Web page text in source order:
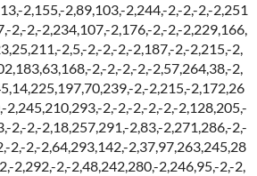
2,155,-2,89,103,-2,244,-2,-2,-2,-2,251
2,-2,-2,234,107,-2,176,-2,-2,-2,229,166,
2,5,-2,-2,-2,-2,187,-2,-2,215,-2,
2,-2,-2,-2,-2,57,264,38,-2,
2,-2,215,-2,172,26
2,245,210,293,-2,-2,-2,-2,-2,-2,128,205,-
2,-2,-2,18,257,291,-2,83,-2,271,286,-2,-
2,-2,-2,64,293,142,-2,37,97,263,245,28
2,292,-2,-2,48,242,280,-2,246,95,-2,-2,